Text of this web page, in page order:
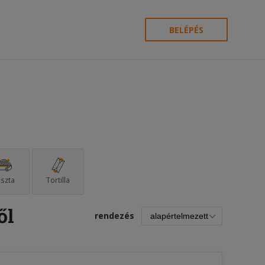
BELÉPÉS
Tortilla
rendezés